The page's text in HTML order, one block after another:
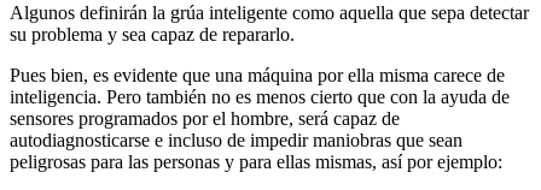
Algunos definirán la grúa inteligente como aquella que sepa detectar
su problema y sea capaz de repararlo.
Pues bien, es evidente que una máquina por ella misma carece de
inteligencia. Pero también no es menos cierto que con la ayuda de
sensores programados por el hombre, será capaz de
autodiagnosticarse e incluso de impedir maniobras que sean
peligrosas para las personas y para ellas mismas, así por ejemplo: